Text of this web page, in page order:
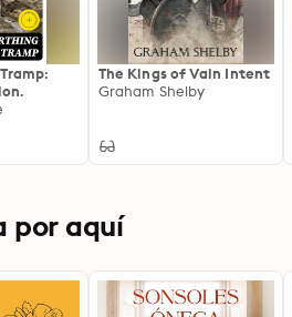
The Kings of Vain Intent
Graham Shelby
por aquí